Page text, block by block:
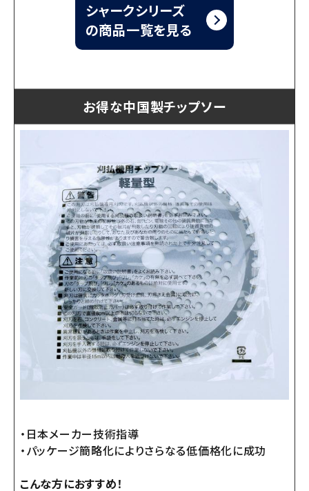
シャークシリーズ
の商品一覧を見る
お得な中国製チップソー
・日本メーカー技術指導
・パッケージ簡略化によりさらなる低価格化に成功
こんな方におすすめ！